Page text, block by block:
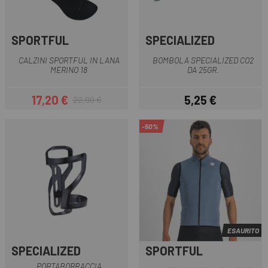
SPORTFUL
CALZINI SPORTFUL IN LANA
MERINO 18
Prezzo
17,20 €Prezzo base
22,90 €
SPECIALIZED
BOMBOLA SPECIALIZED CO2
DA 25GR.
Prezzo
5,25 €
SPECIALIZED
PORTABORRACCIA
-50%
ESAURITO
SPORTFUL